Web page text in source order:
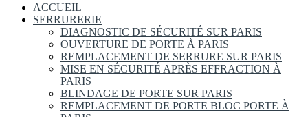
ACCUEIL
SERRURERIE
DIAGNOSTIC DE SÉCURITÉ SUR PARIS
OUVERTURE DE PORTE À PARIS
REMPLACEMENT DE SERRURE SUR PARIS
MISE EN SÉCURITÉ APRÈS EFFRACTION À
PARIS
BLINDAGE DE PORTE SUR PARIS
REMPLACEMENT DE PORTE BLOC PORTE À